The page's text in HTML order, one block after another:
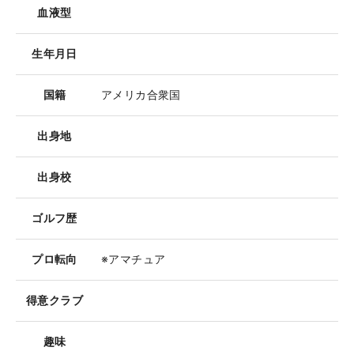
血液型
生年月日
国籍 アメリカ合衆国
出身地
出身校
ゴルフ歴
プロ転向 ※アマチュア
得意クラブ
趣味